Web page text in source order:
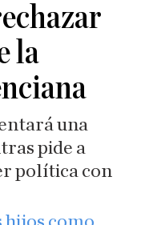
la
una
pide a
política con